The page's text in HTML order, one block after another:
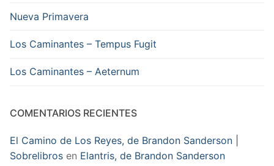
Nueva Primavera
Los Caminantes – Tempus Fugit
Los Caminantes – Aeternum
COMENTARIOS RECIENTES
El Camino de Los Reyes, de Brandon Sanderson |
Sobrelibros en Elantris, de Brandon Sanderson